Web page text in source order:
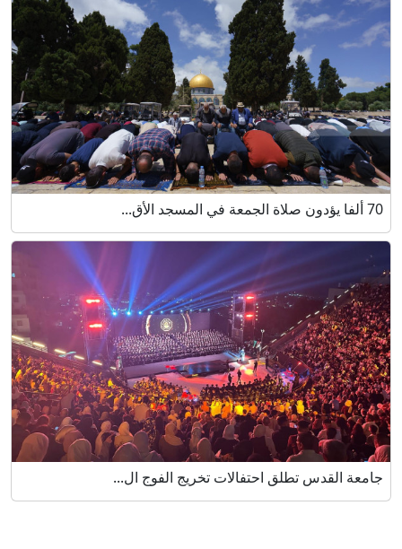
70 ألفا يؤدون صلاة الجمعة في المسجد الأق...
جامعة القدس تطلق احتفالات تخريج الفوج ال...